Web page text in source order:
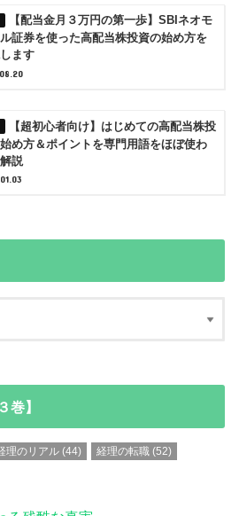
【配当金月３万円の第一歩】SBIネオモ
証券を使った高配当株投資の始め方を
ます
【超初心者向け】はじめての高配当株投
め方＆ポイントを専門用語をほぼ使わ
説
巻】
理のリアル(44) 経理の転職(52)